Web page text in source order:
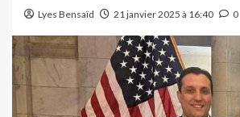
Lyes Bensaïd 21 janvier 2025 à 16:40 0